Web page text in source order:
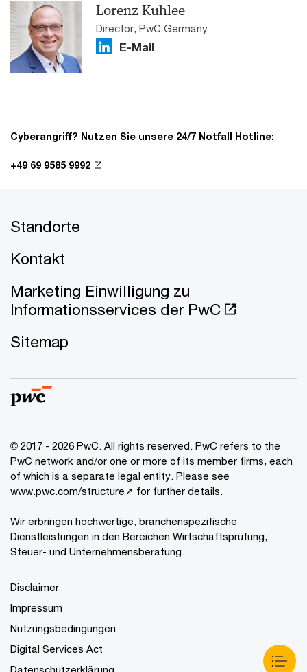
Lorenz Kuhlee
Director, PwC Germany
E-Mail
Cyberangriff? Nutzen Sie unsere 24/7 Notfall Hotline:
+49 69 9585 9992
Standorte
Kontakt
Marketing Einwilligung zu
Informationsservices der PwC
Sitemap
© 2017 - 2026 PwC. All rights reserved. PwC refers to the
PwC network and/or one or more of its member firms, each
of which is a separate legal entity. Please see
www.pwc.com/structure↗ for further details.
Wir erbringen hochwertige, branchenspezifische
Dienstleistungen in den Bereichen Wirtschaftsprüfung,
Steuer- und Unternehmensberatung.
Disclaimer
Impressum
Nutzungsbedingungen
Digital Services Act
Datenschutzerklärung